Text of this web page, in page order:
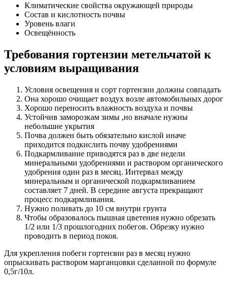
Климатические свойства окружающей природы
Состав и кислотность почвы
Уровень влаги
Освещённость
Требования гортензии метельчатой к
условиям выращивания
Условия освещения и сорт гортензии должны совпадать
Она хорошо очищает воздух возле автомобильных дорог
Хорошо переносить влажность воздуха и почвы
Устойчив заморозкам зимы ,но вначале нужны
небольшие укрытия
Почва должен быть обязательно кислой иначе
приходится подкислить почву удобрениями
Подкармливание приводятся раз в две недели
минеральными удобрениями и раствором органического
удобрения один раз в месяц. Интервал между
минеральным и органической подкармливанием
составляет 7 дней. В середине августа прекращают
процесс подкармливания.
Нужно поливать до 10 см внутри грунта
Чтобы образовалось пышная цветения нужно обрезать
1/2 или 1/3 прошлогодних побегов. Обрезку нужно
проводить в период покоя.
Для укрепления побеги гортензии раз в месяц нужно
опрыскивать раствором марганцовки сделанной по формуле
0,5г/10л.